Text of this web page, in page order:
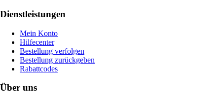
Dienstleistungen
Mein Konto
Hilfecenter
Bestellung verfolgen
Bestellung zurückgeben
Rabattcodes
Über uns